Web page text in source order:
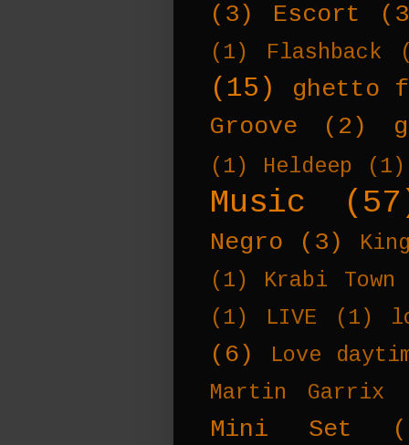
(3) Escort
(1) Flashback
(15)
ghetto
Groove
(2)
(1) Heldeep (1)
Music
Negro (3)
(1)
Krabi Town
(1)
LIVE (1)
(6)
Love
Martin Garrix
Mini Set